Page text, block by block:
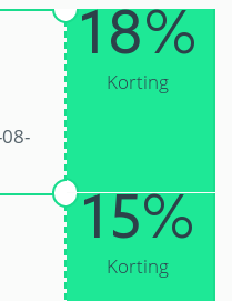
18%
Korting
15%
Korting